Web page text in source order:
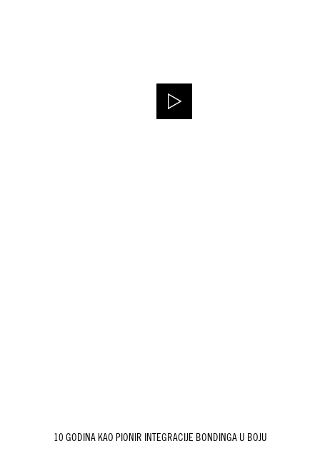
10 GODINA KAO PIONIR INTEGRACIJE BONDINGA U BOJU